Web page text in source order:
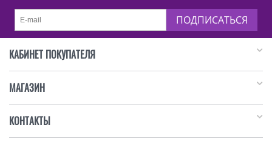
ПОДПИСАТЬСЯ
КАБИНЕТ ПОКУПАТЕЛЯ
МАГАЗИН
КОНТАКТЫ